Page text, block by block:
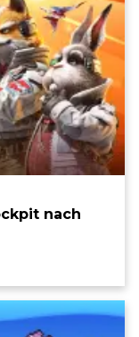
nach